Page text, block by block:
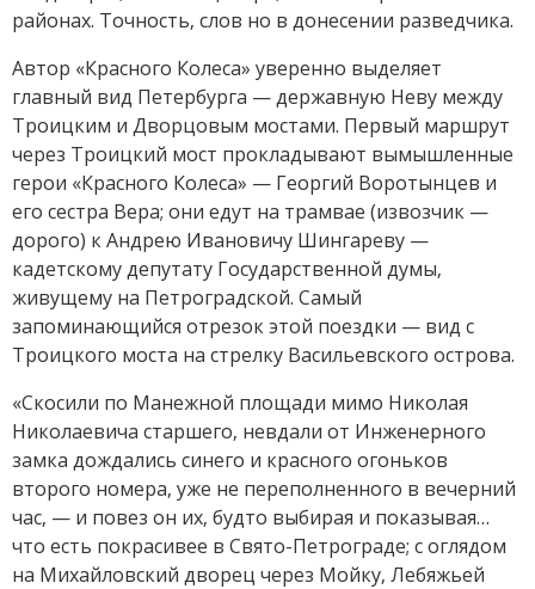
районах. Точность, слов но в донесении разведчика.
Автор «Красного Колеса» уверенно выделяет
главный вид Петербурга — державную Неву между
Троицким и Дворцовым мостами. Первый маршрут
через Троицкий мост прокладывают вымышленные
герои «Красного Колеса» — Георгий Воротынцев и
его сестра Вера; они едут на трамвае (извозчик —
дорого) к Андрею Ивановичу Шингареву —
кадетскому депутату Государственной думы,
живущему на Петроградской. Самый
запоминающийся отрезок этой поездки — вид с
Троицкого моста на стрелку Васильевского острова.
«Скосили по Манежной площади мимо Николая
Николаевича старшего, невдали от Инженерного
замка дождались синего и красного огоньков
второго номера, уже не переполненного в вечерний
час, — и повез он их, будто выбирая и показывая…
что есть покрасивее в Свято-Петрограде; с оглядом
на Михайловский дворец через Мойку, Лебяжьей